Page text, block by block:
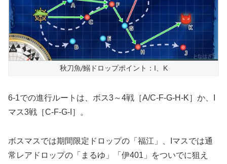
秋刀魚/鰯ドロップポイント：I、K
6-1での進行ルートは、ボス3～4戦［A/C-F-G-H-K］か、I
マス3戦［C-F-G-I］。
ボスマスでは期間限定ドロップの「福江」、Iマスでは通
常レアドロップの「まるゆ」「伊401」をついでに狙え